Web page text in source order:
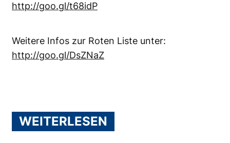
http://goo.gl/t68idP
Weitere Infos zur Roten Liste unter:
http://goo.gl/DsZNaZ
WEITERLESEN